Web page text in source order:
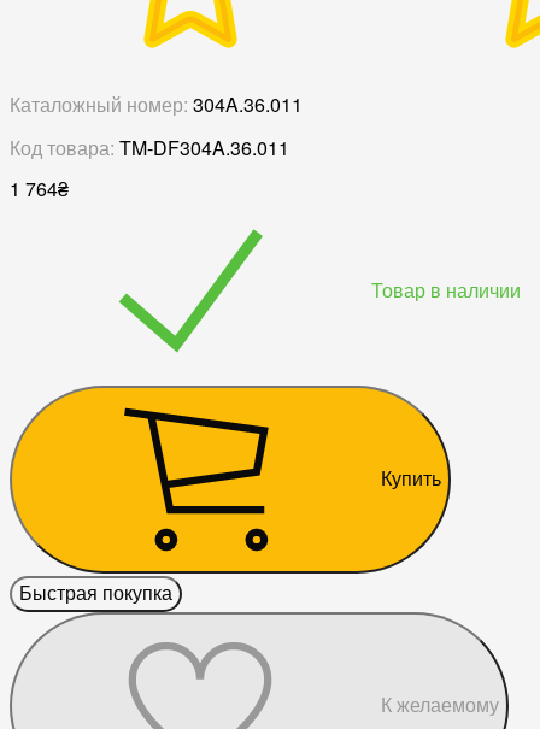
Каталожный номер: 304A.36.011
Код товара: TM-DF304A.36.011
1 764₴
Товар в наличии
Купить
Быстрая покупка
К желаемому